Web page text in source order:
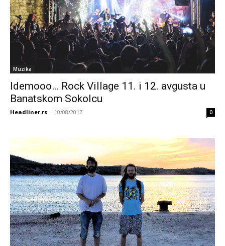
Muzika
Idemooo… Rock Village 11. i 12. avgusta u
Banatskom Sokolcu
Headliner.rs - 10/08/2017 0